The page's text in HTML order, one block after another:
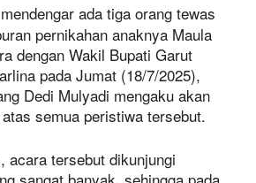
ada tiga orang tewas
pernikahan anaknya Maula
dengan Wakil Bupati Garut
pada Jumat (18/7/2025),
Dedi Mulyadi mengaku akan
semua peristiwa tersebut.
acara tersebut dikunjungi